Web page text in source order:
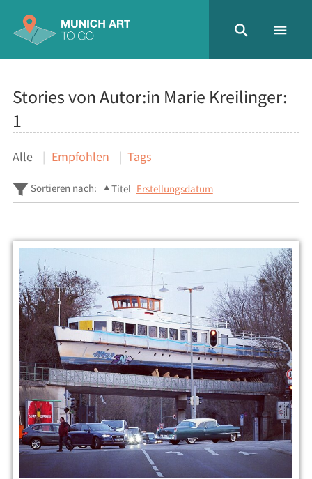
Stories von Autor:in Marie Kreilinger:
1
Alle Empfohlen Tags
Sortieren nach: Titel Erstellungsdatum